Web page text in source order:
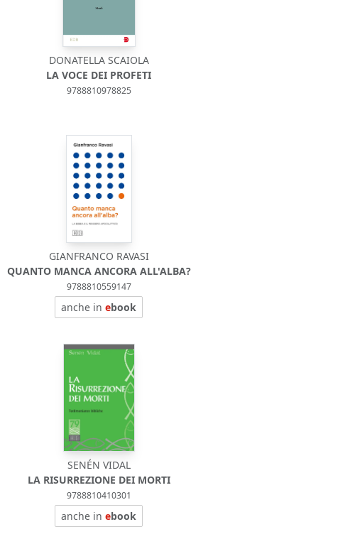
DONATELLA SCAIOLA
LA VOCE DEI PROFETI
9788810978825
GIANFRANCO RAVASI
QUANTO MANCA ANCORA ALL'ALBA?
9788810559147
anche inebook
SENÉN VIDAL
LA RISURREZIONE DEI MORTI
9788810410301
anche inebook